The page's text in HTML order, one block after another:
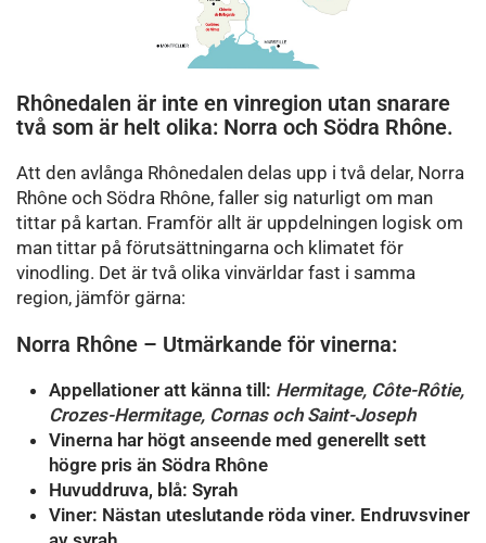
Rhônedalen är inte en vinregion utan snarare
två som är helt olika: Norra och Södra Rhône.
Att den avlånga Rhônedalen delas upp i två delar, Norra
Rhône och Södra Rhône, faller sig naturligt om man
tittar på kartan. Framför allt är uppdelningen logisk om
man tittar på förutsättningarna och klimatet för
vinodling. Det är två olika vinvärldar fast i samma
region, jämför gärna:
Norra Rhône – Utmärkande för vinerna:
Appellationer att känna till: Hermitage, Côte-Rôtie,
Crozes-Hermitage, Cornas och Saint-Joseph
Vinerna har högt anseende med generellt sett
högre pris än Södra Rhône
Huvuddruva, blå: Syrah
Viner: Nästan uteslutande röda viner. Endruvsviner